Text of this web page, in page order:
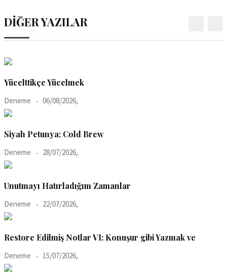
DİĞER YAZILAR
Yücelttikçe Yücelmek
Deneme 06/08/2026,
Siyah Petunya: Cold Brew
Deneme 28/07/2026,
Unutmayı Hatırladığım Zamanlar
Deneme 22/07/2026,
Restore Edilmiş Notlar VI: Konuşur gibi Yazmak ve
Deneme 15/07/2026,